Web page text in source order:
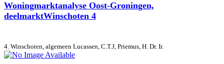
Woningmarktanalyse Oost-Groningen,
deelmarktWinschoten 4
4. Winschoten, algemeen Lucassen, C.T.J, Priemus, H. Dr. Ir.